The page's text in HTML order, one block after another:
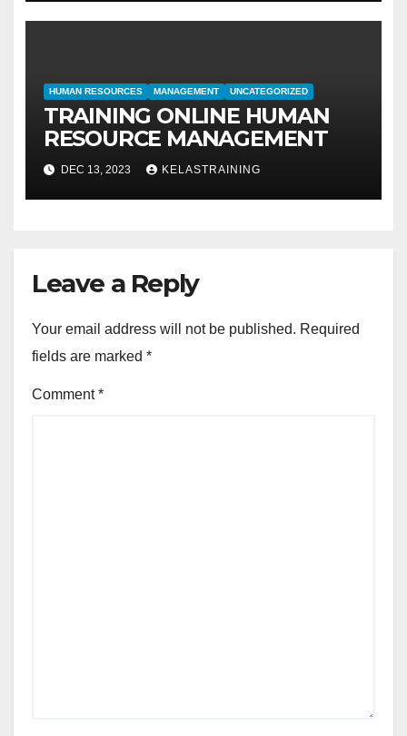
HUMAN RESOURCES MANAGEMENT UNCATEGORIZED
TRAINING ONLINE HUMAN
RESOURCE MANAGEMENT
DEC 13, 2023 KELASTRAINING
Leave a Reply
Your email address will not be published. Required
fields are marked *
Comment*